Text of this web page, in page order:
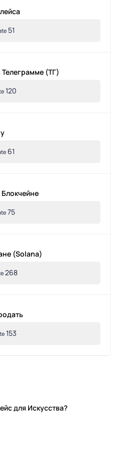
51
Телеграмме (ТГ)
120
61
75
(Solana)
268
153
для Искусства?